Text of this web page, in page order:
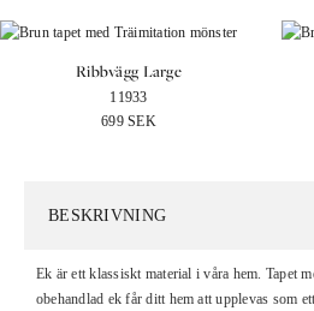
Ribbvägg Large
11933
699SEK
BESKRIVNING
Ek är ett klassiskt material i våra hem. Tapet
obehandlad ek får ditt hem att upplevas som